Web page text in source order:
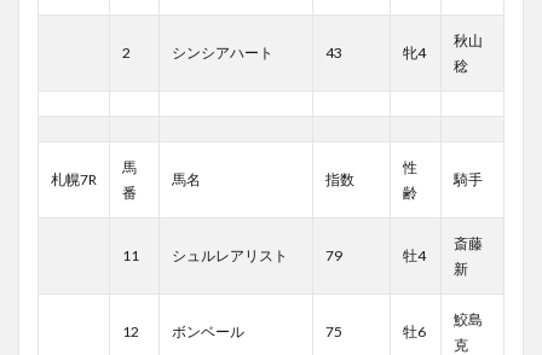
2 シンシアハート 43 牝4
秋山
稔
札幌7R
馬
番
馬名 指数
性
齢
騎手
11 シュルレアリスト 79 牡4
斎藤
新
12 ボンベール 75 牡6
鮫島
克